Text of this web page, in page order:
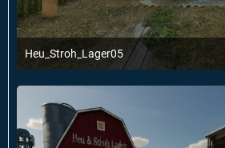
Heu_Stroh_Lager05
14. Januar 2022 um 20:02
1